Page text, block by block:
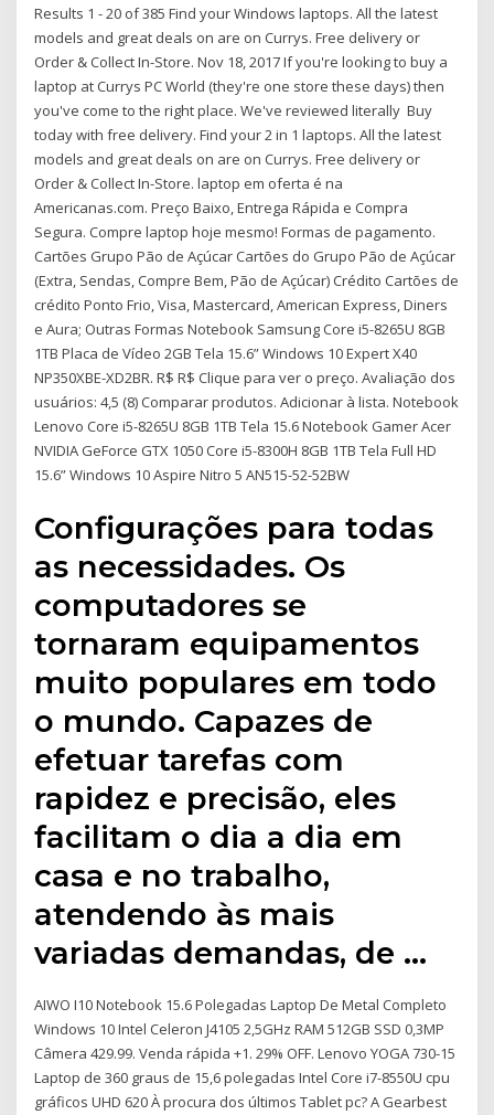
Results 1 - 20 of 385 Find your Windows laptops. All the latest
models and great deals on are on Currys. Free delivery or
Order & Collect In-Store. Nov 18, 2017 If you're looking to buy a
laptop at Currys PC World (they're one store these days) then
you've come to the right place. We've reviewed literally Buy
today with free delivery. Find your 2 in 1 laptops. All the latest
models and great deals on are on Currys. Free delivery or
Order & Collect In-Store. laptop em oferta é na
Americanas.com. Preço Baixo, Entrega Rápida e Compra
Segura. Compre laptop hoje mesmo! Formas de pagamento.
Cartões Grupo Pão de Açúcar Cartões do Grupo Pão de Açúcar
(Extra, Sendas, Compre Bem, Pão de Açúcar) Crédito Cartões de
crédito Ponto Frio, Visa, Mastercard, American Express, Diners
e Aura; Outras Formas Notebook Samsung Core i5-8265U 8GB
1TB Placa de Vídeo 2GB Tela 15.6” Windows 10 Expert X40
NP350XBE-XD2BR. R$ R$ Clique para ver o preço. Avaliação dos
usuários: 4,5 (8) Comparar produtos. Adicionar à lista. Notebook
Lenovo Core i5-8265U 8GB 1TB Tela 15.6 Notebook Gamer Acer
NVIDIA GeForce GTX 1050 Core i5-8300H 8GB 1TB Tela Full HD
15.6” Windows 10 Aspire Nitro 5 AN515-52-52BW
Configurações para todas
as necessidades. Os
computadores se
tornaram equipamentos
muito populares em todo
o mundo. Capazes de
efetuar tarefas com
rapidez e precisão, eles
facilitam o dia a dia em
casa e no trabalho,
atendendo às mais
variadas demandas, de …
AIWO I10 Notebook 15.6 Polegadas Laptop De Metal Completo
Windows 10 Intel Celeron J4105 2,5GHz RAM 512GB SSD 0,3MP
Câmera 429.99. Venda rápida +1. 29% OFF. Lenovo YOGA 730-15
Laptop de 360 graus de 15,6 polegadas Intel Core i7-8550U cpu
gráficos UHD 620 À procura dos últimos Tablet pc? A Gearbest